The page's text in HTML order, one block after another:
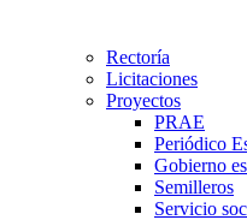
Rectoría
Licitaciones
Proyectos
PRAE
Periódico
Gobierno
Semilleros
Servicio